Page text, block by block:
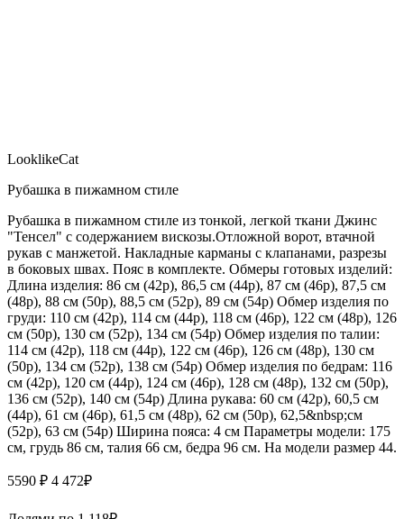
LooklikeCat
Рубашка в пижамном стиле
Рубашка в пижамном стиле из тонкой, легкой ткани Джинс
"Тенсел" с содержанием вискозы.Отложной ворот, втачной
рукав с манжетой. Накладные карманы с клапанами, разрезы
в боковых швах. Пояс в комплекте. Обмеры готовых изделий:
Длина изделия: 86 см (42р), 86,5 см (44р), 87 см (46р), 87,5 см
(48р), 88 см (50р), 88,5 см (52р), 89 см (54р) Обмер изделия по
груди: 110 см (42р), 114 см (44р), 118 см (46р), 122 см (48р), 126
см (50р), 130 см (52р), 134 см (54р) Обмер изделия по талии:
114 см (42р), 118 см (44р), 122 см (46р), 126 см (48р), 130 см
(50р), 134 см (52р), 138 см (54р) Обмер изделия по бедрам: 116
см (42р), 120 см (44р), 124 см (46р), 128 см (48р), 132 см (50р),
136 см (52р), 140 см (54р) Длина рукава: 60 см (42р), 60,5 см
(44р), 61 см (46р), 61,5 см (48р), 62 см (50р), 62,5&nbsp;см
(52р), 63 см (54р) Ширина пояса: 4 см Параметры модели: 175
см, грудь 86 см, талия 66 см, бедра 96 см. На модели размер 44.
5590 ₽ 4 472₽